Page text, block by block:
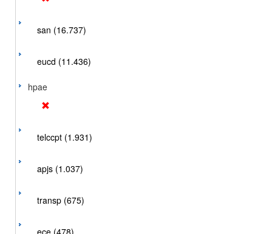
san (16.737)
eucd (11.436)
hpae
telccpt (1.931)
apjs (1.037)
transp (675)
ece (478)